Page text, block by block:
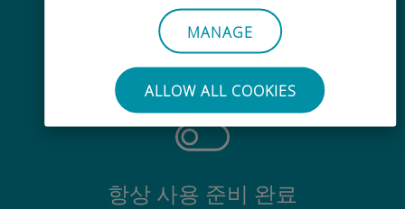
MANAGE
ALLOW ALL COOKIES
간편한
기존 SIM 카드를 제거할 필요가 없습
니다.
항상 사용 준비 완료